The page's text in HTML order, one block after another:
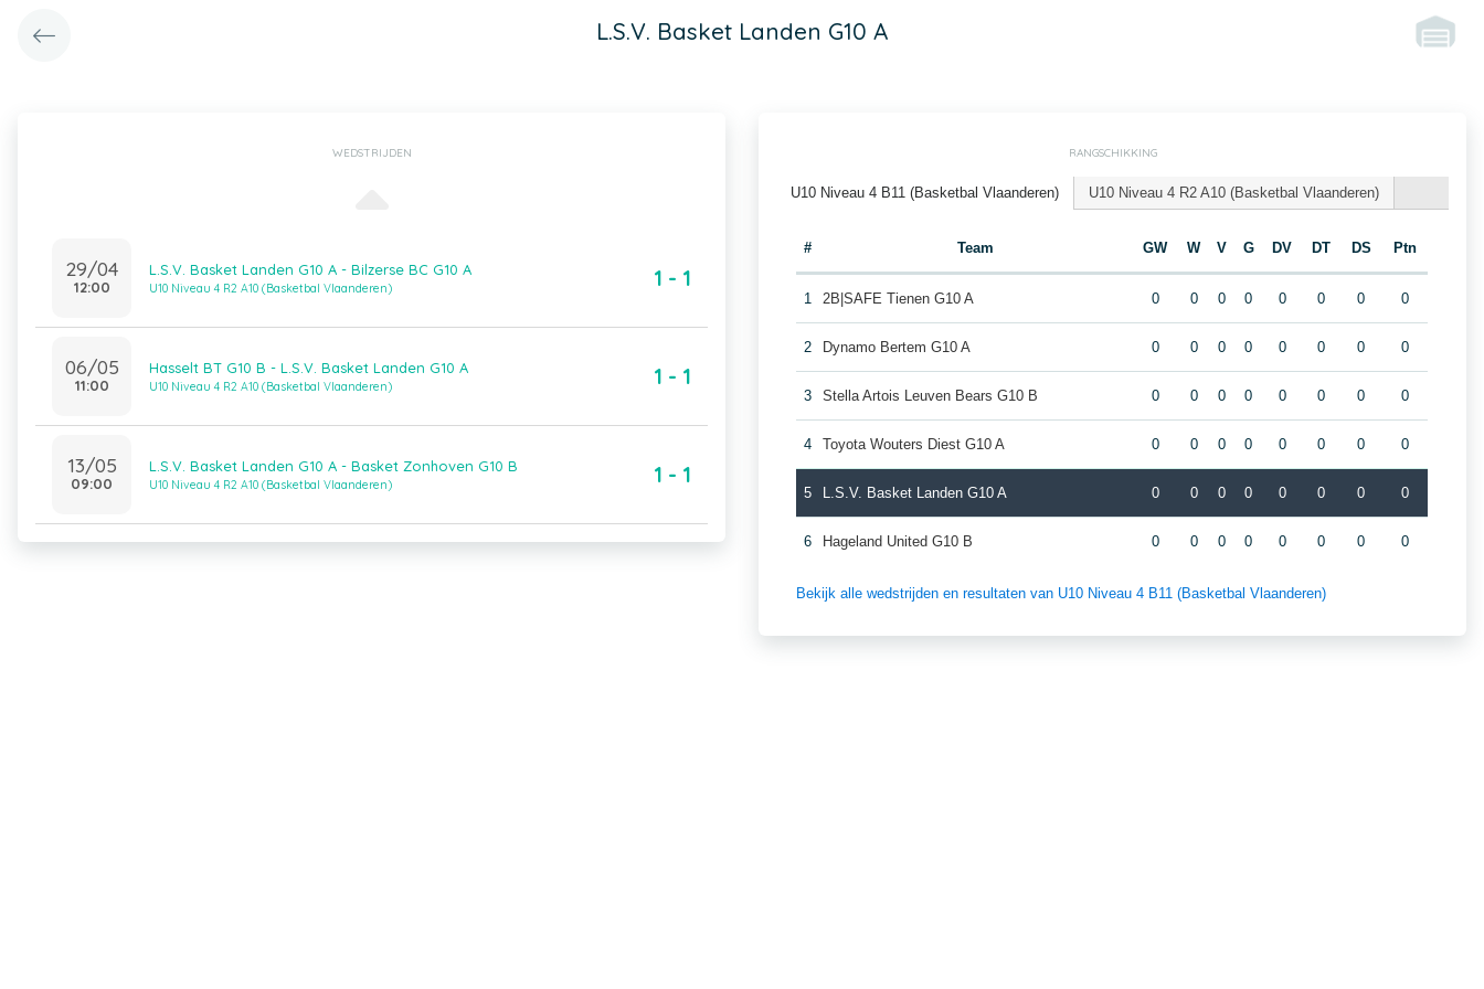
L.S.V. Basket Landen G10 A
WEDSTRIJDEN
29/04
12:00
L.S.V. Basket Landen G10 A - Bilzerse BC G10 A
U10 Niveau 4 R2 A10 (Basketbal Vlaanderen) 1 - 1
06/05
11:00
Hasselt BT G10 B - L.S.V. Basket Landen G10 A
U10 Niveau 4 R2 A10 (Basketbal Vlaanderen) 1 - 1
13/05
09:00
L.S.V. Basket Landen G10 A - Basket Zonhoven G10 B
U10 Niveau 4 R2 A10 (Basketbal Vlaanderen) 1 - 1
RANGSCHIKKING
U10 Niveau 4 B11 (Basketbal Vlaanderen) U10 Niveau 4 R2 A10 (Basketbal Vlaanderen)
# Team GW W V G DV DT DS Ptn
1 2B|SAFE Tienen G10 A 0 0 0 0 0 0 0 0
2 Dynamo Bertem G10 A 0 0 0 0 0 0 0 0
3 Stella Artois Leuven Bears G10 B 0 0 0 0 0 0 0 0
4 Toyota Wouters Diest G10 A 0 0 0 0 0 0 0 0
5 L.S.V. Basket Landen G10 A 0 0 0 0 0 0 0 0
6 Hageland United G10 B 0 0 0 0 0 0 0 0
Bekijk alle wedstrijden en resultaten van U10 Niveau 4 B11 (Basketbal Vlaanderen)